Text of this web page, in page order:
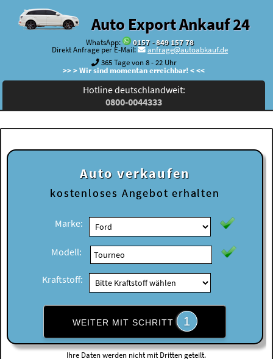
Auto Export Ankauf 24
WhatsApp:
0157 - 849 157 78
Direkt Anfrage per E-Mail:
anfrage@autoabkauf.de
365 Tage von 8 - 22 Uhr
>> > Wir sind momentan erreichbar! < <<
Hotline deutschlandweit:
0800-0044333
Auto verkaufen
kostenloses Angebot erhalten
Marke:
Modell:
Kraftstoff:
WEITER MIT SCHRITT 1
Ihre Daten werden nicht mit Dritten geteilt.